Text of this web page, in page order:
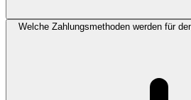
Welche Zahlungsmethoden werden für